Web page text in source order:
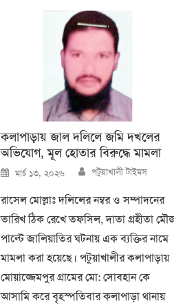
কলাপাড়ায় জাল দলিলে জমি দখলের
অভিযোগ, মূল হোতার বিরুদ্ধে মামলা
Posted
on
মার্চ ১৩, ২০২৬ Author
পটুয়াখালী টাইমস
রাসেল মোল্লাঃ দলিলের নম্বর ও সম্পাদনের
তারিখ ঠিক রেখে তফসিল, দাতা গ্রহীতা
পাল্টে জালিয়াতির ঘটনায় এক ব্যক্তির নামে
মামলা করা হয়েছে। পটুয়াখালীর কলাপাড়ায়
মোয়াজ্জেমপুর গ্রামের মো: সোবহান কে
আসামি করে বৃহস্পতিবার কলাপাড়া থানায়